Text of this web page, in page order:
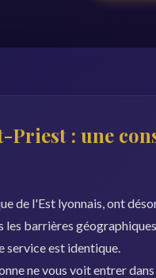
Priest : une
de l'Est lyonnais, ont
barrières
service est identique.
ne vous voit entrer